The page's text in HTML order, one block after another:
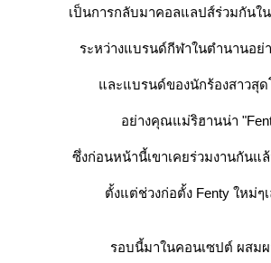
เป็นการกลับมาคอลแลปส์ร่วมกันใ
ระหว่างแบรนด์กีฬาในตำนานอย่
ละแบรนด์ของนักร้องสาวสุด
อย่างคุณแม่ริฮานน่า
ซึ่งก่อนหน้านี้เขาเคยร่วมงานกันแ
ตั้งแต่ช่วงก่อตั้ง Fenty ใหม่ๆ
รอบนี้มาในคอนเซปต์ ผสม